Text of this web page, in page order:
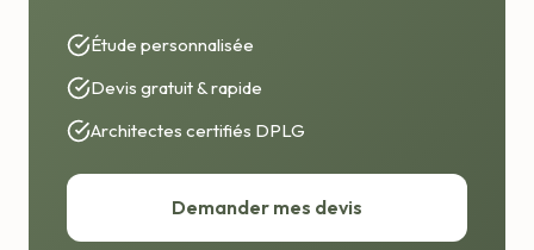
Étude personnalisée
Devis gratuit & rapide
Architectes certifiés DPLG
Demander mes devis